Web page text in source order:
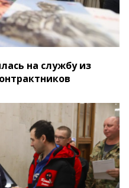
на службу из